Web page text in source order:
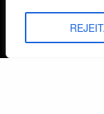
WhatsApp /
+55 (51) 99799-